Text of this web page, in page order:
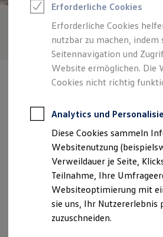
Leasing
Leasing-Angebote
Gebrauchtwagen
Junge
Elektroauto Leasing
Kleinwagen-Leasing
Leasing ohne
Finanzierung
Kfz-Versicherung
Garantien
Wartungsverträge
Geschäftskunden
Professional Class
Großkunden
Behörden
Direktkunden
Sonderfahrzeuge
Anpfiff zum Gewinn
Verantwortlich für die Inhalte auf dieser
Flörsheim GmbH (Impressum &
Hochgewann 1, 65439
Erforderliche Cookies
Erforderliche Cookies
nutzbar zu machen,
Seitennavigation und
Website ermöglichen. Die
Cookies nicht richtig
Analytics und
Diese Cookies sammeln
Websitenutzung
Verweildauer je Seite,
Teilnahme, Ihre
Websiteoptimierung mit
sie uns, Ihr Nutzererlebnis
zuzuschneiden.